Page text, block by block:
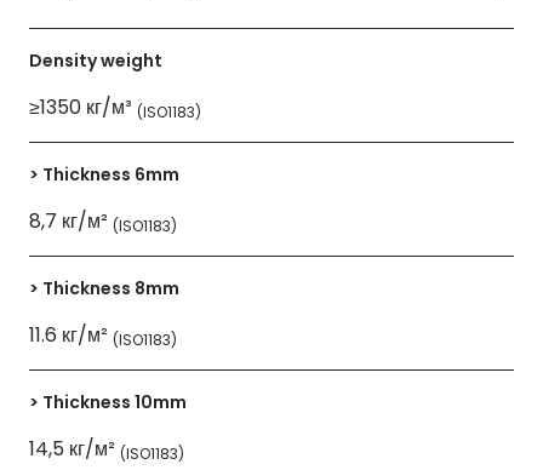
Density weight
≥1350 кг/м³ (ISO1183)
> Thickness 6mm
8,7 кг/м² (ISO1183)
> Thickness 8mm
11.6 кг/м² (ISO1183)
> Thickness 10mm
14,5 кг/м² (ISO1183)